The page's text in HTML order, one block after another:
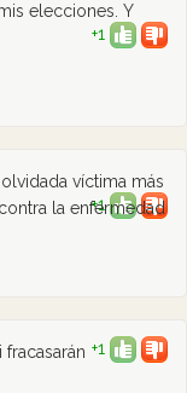
elecciones. Y
+1
víctima más
la enfermedad
+1
+1